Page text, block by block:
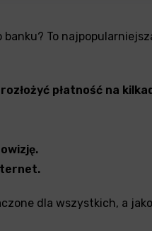
To
płatność na
dla wszystkich, a